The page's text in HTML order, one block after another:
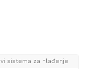
sistema za hlađenje